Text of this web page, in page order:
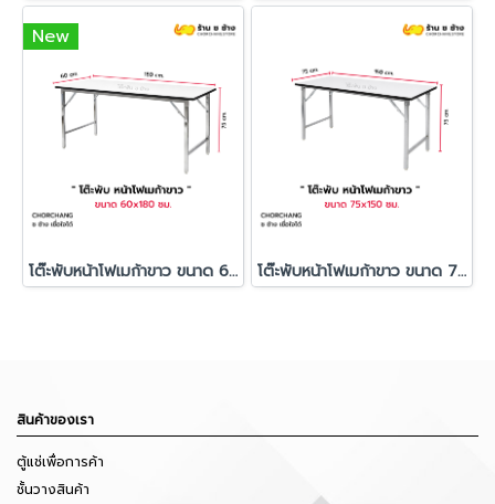
New
โต๊ะพับหน้าโฟเมก้าขาว ขนาด 60x180 ซม. โต๊ะพับหน้าโฟเมก้าขาว ขนาด 75x150 ซม.
สินค้าของเรา
ตู้แช่เพื่อการค้า
ชั้นวางสินค้า